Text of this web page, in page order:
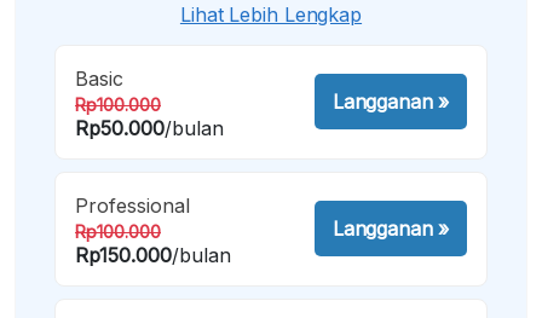
Lihat Lebih Lengkap
Basic
Rp100.000
Rp50.000/bulan
Langganan»
Professional
Rp100.000
Rp150.000/bulan
Langganan»